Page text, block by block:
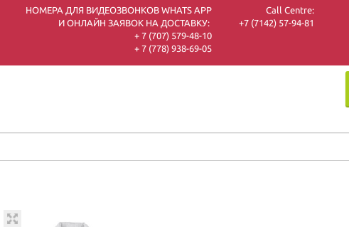
НОМЕРА ДЛЯ ВИДЕОЗВОНКОВ WHATS APP
И ОНЛАЙН ЗАЯВОК НА ДОСТАВКУ:
+ 7 (707) 579-48-10
+ 7 (778) 938-69-05
Call Centre:
+7 (7142) 57-94-81